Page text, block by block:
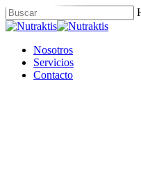
Skip
to
content
Close
Menu
Nosotros
Servicios
Contacto